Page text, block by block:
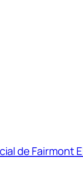
de Fairmont